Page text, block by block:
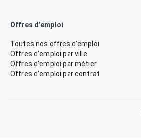
Offres d’emploi
Toutes nos offres d’emploi
Offres d’emploi par ville
Offres d’emploi par métier
Offres d’emploi par contrat